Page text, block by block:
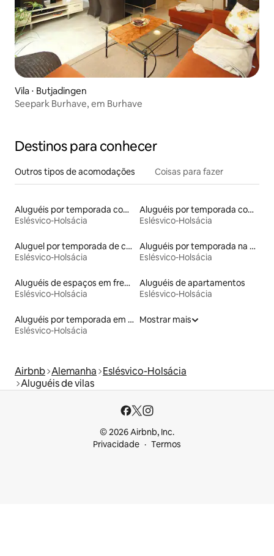
Vila ⋅ Butjadingen
Seepark Burhave, em Burhave
Destinos para conhecer
Outros tipos de acomodações Coisas para fazer
Aluguéis por temporada com cama de altura acessível
Eslésvico-Holsácia
Aluguéis por temporada com caiaque
Eslésvico-Holsácia
Aluguel por temporada de cabanas de pastor
Eslésvico-Holsácia
Aluguéis por temporada na orla
Eslésvico-Holsácia
Aluguéis de espaços em frente à praia
Eslésvico-Holsácia
Aluguéis de apartamentos
Eslésvico-Holsácia
Aluguéis por temporada em hotéis-fazenda
Eslésvico-Holsácia
Mostrar mais
Airbnb Alemanha Eslésvico-Holsácia
Aluguéis de vilas
© 2026 Airbnb, Inc.
Privacidade
Termos